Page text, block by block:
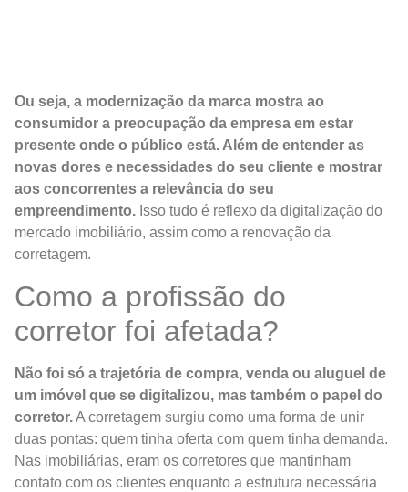
Ou seja, a modernização da marca mostra ao
consumidor a preocupação da empresa em estar
presente onde o público está. Além de entender as
novas dores e necessidades do seu cliente e mostrar
aos concorrentes a relevância do seu
empreendimento. Isso tudo é reflexo da digitalização do
mercado imobiliário, assim como a renovação da
corretagem.
Como a profissão do
corretor foi afetada?
Não foi só a trajetória de compra, venda ou aluguel de
um imóvel que se digitalizou, mas também o papel do
corretor.A corretagem surgiu como uma forma de unir
duas pontas: quem tinha oferta com quem tinha demanda.
Nas imobiliárias, eram os corretores que mantinham
contato com os clientes enquanto a estrutura necessária